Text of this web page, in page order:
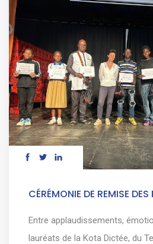
CÉRÉMONIE DE REMISE DES
Entre applaudissements,
lauréats de la Kota Dictée, du